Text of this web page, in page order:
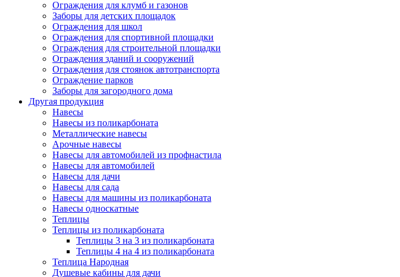
Ограждения для клумб и газонов
Заборы для детских площадок
Ограждения для школ
Ограждения для спортивной площадки
Ограждения для строительной площадки
Ограждения зданий и сооружений
Ограждения для стоянок автотранспорта
Ограждение парков
Заборы для загородного дома
Другая продукция
Навесы
Навесы из поликарбоната
Металлические навесы
Арочные навесы
Навесы для автомобилей из профнастила
Навесы для автомобилей
Навесы для дачи
Навесы для сада
Навесы для машины из поликарбоната
Навесы односкатные
Теплицы
Теплицы из поликарбоната
Теплицы 3 на 3 из поликарбоната
Теплицы 4 на 4 из поликарбоната
Теплица Народная
Душевые кабины для дачи